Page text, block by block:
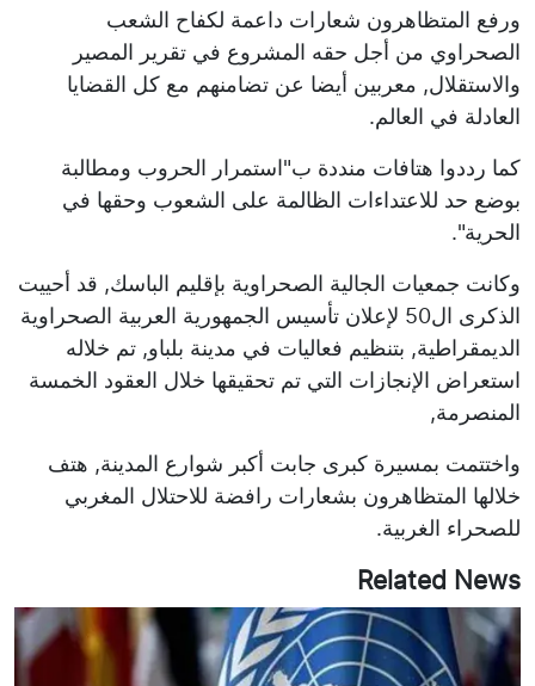
ورفع المتظاهرون شعارات داعمة لكفاح الشعب
الصحراوي من أجل حقه المشروع في تقرير المصير
والاستقلال, معربين أيضا عن تضامنهم مع كل القضايا
العادلة في العالم.
كما رددوا هتافات منددة ب"استمرار الحروب ومطالبة
بوضع حد للاعتداءات الظالمة على الشعوب وحقها في
الحرية".
وكانت جمعيات الجالية الصحراوية بإقليم الباسك, قد أحييت
الذكرى ال50 لإعلان تأسيس الجمهورية العربية الصحراوية
الديمقراطية, بتنظيم فعاليات في مدينة بلباو, تم خلاله
استعراض الإنجازات التي تم تحقيقها خلال العقود الخمسة
المنصرمة,
واختتمت بمسيرة كبرى جابت أكبر شوارع المدينة, هتف
خلالها المتظاهرون بشعارات رافضة للاحتلال المغربي
للصحراء الغربية.
Related News